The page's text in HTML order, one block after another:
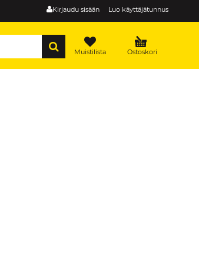
Kirjaudu sisään Luo käyttäjätunnus
Ostoskori
Muistilista